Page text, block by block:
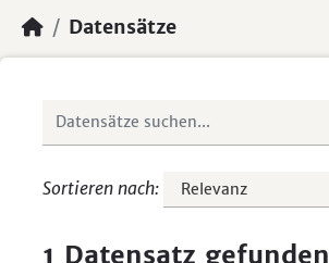
Datensätze
Sortieren nach
1 Datensatz gefunden